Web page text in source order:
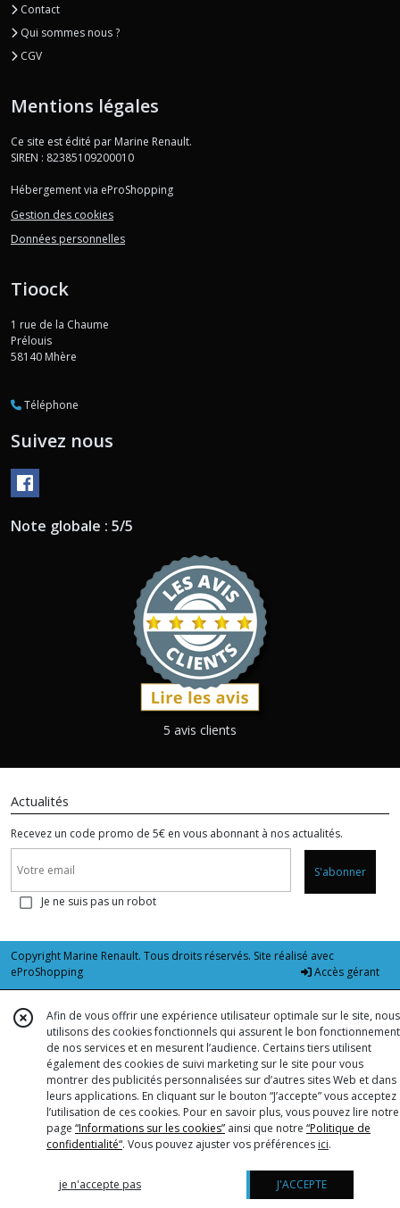
Contact
Qui sommes nous ?
CGV
Mentions légales
Ce site est édité par Marine Renault.
SIREN : 82385109200010
Hébergement via eProShopping
Gestion des cookies
Données personnelles
Tioock
1 rue de la Chaume
Prélouis
58140 Mhère
Téléphone
Suivez nous
Note globale : 5/5
5 avis clients
Actualités
Recevez un code promo de 5€ en vous abonnant à nos actualités.
S'abonner
Je ne suis pas un robot
Copyright Marine Renault. Tous droits réservés. Site réalisé avec
eProShopping
Accès gérant
Afin de vous offrir une expérience utilisateur optimale sur le site, nous
utilisons des cookies fonctionnels qui assurent le bon fonctionnement
de nos services et en mesurent l’audience. Certains tiers utilisent
également des cookies de suivi marketing sur le site pour vous
montrer des publicités personnalisées sur d’autres sites Web et dans
leurs applications. En cliquant sur le bouton “J’accepte” vous acceptez
l’utilisation de ces cookies. Pour en savoir plus, vous pouvez lire notre
page “Informations sur les cookies” ainsi que notre “Politique de
confidentialité“. Vous pouvez ajuster vos préférences ici.
je n'accepte pas J'ACCEPTE